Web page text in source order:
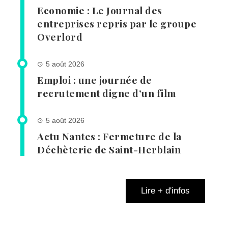
Economie : Le Journal des
entreprises repris par le groupe
Overlord
5 août 2026
Emploi : une journée de
recrutement digne d’un film
5 août 2026
Actu Nantes : Fermeture de la
Déchèterie de Saint-Herblain
Lire + d'infos